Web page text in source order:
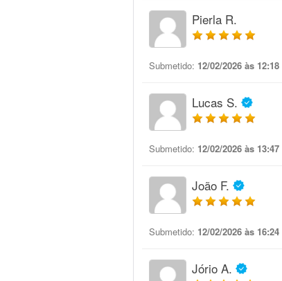
Pierla R.
Submetido: 12/02/2026 às 12:18
Lucas S.
Submetido: 12/02/2026 às 13:47
João F.
Submetido: 12/02/2026 às 16:24
Jório A.